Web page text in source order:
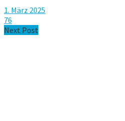
1. März 2025
76
Next Post